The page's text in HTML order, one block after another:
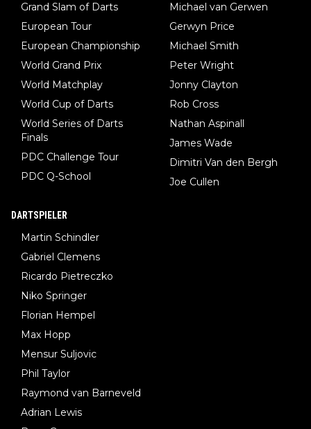
Grand Slam of Darts
European Tour
European Championship
World Grand Prix
World Matchplay
World Cup of Darts
World Series of Darts
Finals
PDC Challenge Tour
PDC Q-School
Michael van Gerwen
Gerwyn Price
Michael Smith
Peter Wright
Jonny Clayton
Rob Cross
Nathan Aspinall
James Wade
Dimitri Van den Bergh
Joe Cullen
DARTSPIELER
Martin Schindler
Gabriel Clemens
Ricardo Pietreczko
Niko Springer
Florian Hempel
Max Hopp
Mensur Suljovic
Phil Taylor
Raymond van Barneveld
Adrian Lewis